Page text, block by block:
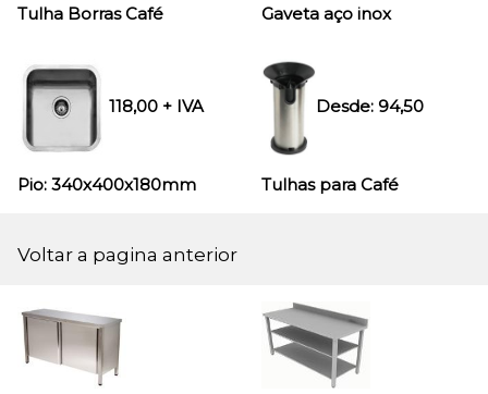
Tulha Borras Café Gaveta aço inox
118,00 + IVA
Pio: 340x400x180mm
Desde:94,50
Tulhas para Café
Voltar a pagina anterior